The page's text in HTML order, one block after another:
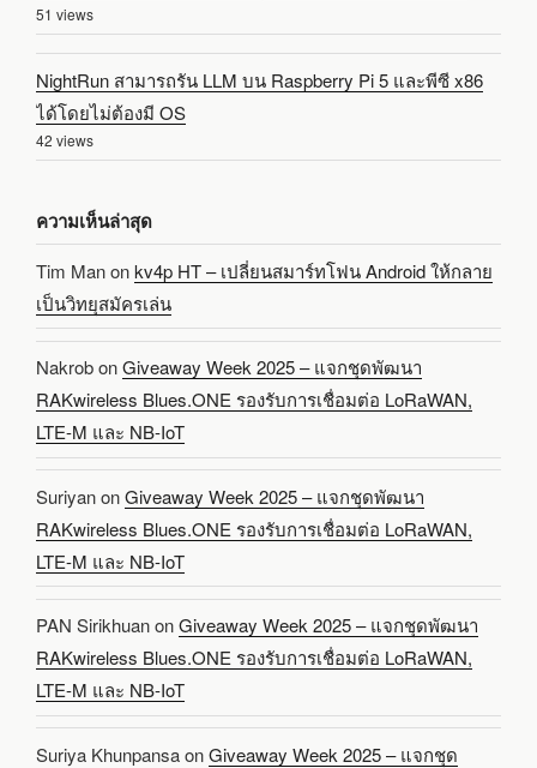
51 views
NightRun สามารถรัน LLM บน Raspberry Pi 5 และพีซี x86
ได้โดยไม่ต้องมี OS
42 views
ความเห็นล่าสุด
Tim Manonkv4p HT – เปลี่ยนสมาร์ทโฟน Android ให้กลาย
เป็นวิทยุสมัครเล่น
NakrobonGiveaway Week 2025 – แจกชุดพัฒนา
RAKwireless Blues.ONE รองรับการเชื่อมต่อ LoRaWAN,
LTE-M และ NB-IoT
SuriyanonGiveaway Week 2025 – แจกชุดพัฒนา
RAKwireless Blues.ONE รองรับการเชื่อมต่อ LoRaWAN,
LTE-M และ NB-IoT
PAN SirikhuanonGiveaway Week 2025 – แจกชุดพัฒนา
RAKwireless Blues.ONE รองรับการเชื่อมต่อ LoRaWAN,
LTE-M และ NB-IoT
Suriya KhunpansaonGiveaway Week 2025 – แจกชุด